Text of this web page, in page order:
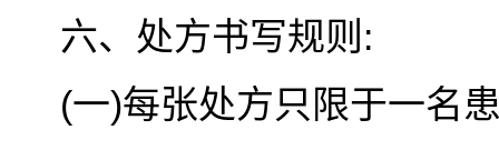
六、处方书写规则:
(一)每张处方只限于一名